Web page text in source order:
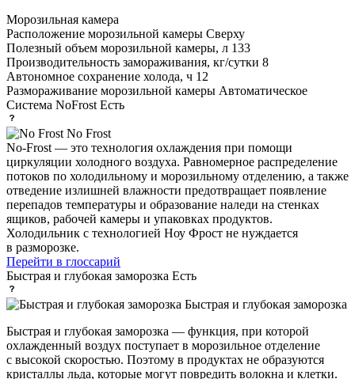
Морозильная камера
Расположение морозильной камеры Сверху
Полезный объем морозильной камеры, л 133
Производительность замораживания, кг/сутки 8
Автономное сохранение холода, ч 12
Размораживание морозильной камеры Автоматическое
Система NoFrost Есть
No Frost
No-Frost — это технология охлаждения при помощи
циркуляции холодного воздуха. Равномерное распределение
потоков по холодильному и морозильному отделению, а также
отведение излишней влажности предотвращает появление
перепадов температуры и образование наледи на стенках
ящиков, рабочей камеры и упаковках продуктов.
Холодильник с технологией Ноу Фрост не нуждается
в разморозке.
Перейти в глоссарий
Быстрая и глубокая заморозка Есть
Быстрая и глубокая заморозка
Быстрая и глубокая заморозка — функция, при которой
охлажденный воздух поступает в морозильное отделение
с высокой скоростью. Поэтому в продуктах не образуются
кристаллы льда, которые могут повредить волокна и клетки.